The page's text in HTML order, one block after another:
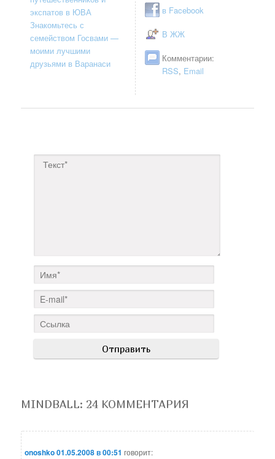
экспатов в ЮВА
Знакомьтесь с
семейством Госвами —
моими лучшими
друзьями в Варанаси
в Facebook
В ЖЖ
Комментарии:
RSS, Email
MINDBALL: 24 КОММЕНТАРИЯ
onoshko01.05.2008 в 00:51 говорит: